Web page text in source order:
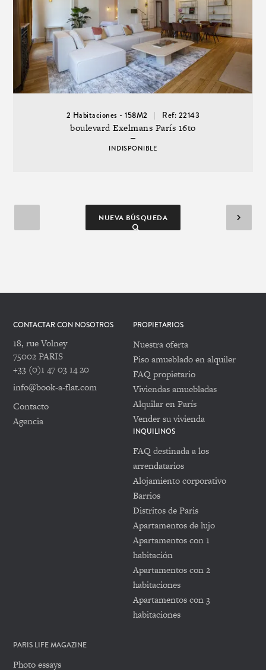
2 Habitaciones - 158M2 Ref: 22143
boulevard Exelmans París 16to
INDISPONIBLE
NUEVA BÚSQUEDA
CONTACTAR CON NOSOTROS
18, rue Volney
75002 PARIS
+33 (0)1 47 03 14 20
info@book-a-flat.com
Contacto
Agencia
PROPIETARIOS
Nuestra oferta
Piso amueblado en alquiler
FAQ propietario
Viviendas amuebladas
Alquilar en París
Vender su vivienda
INQUILINOS
FAQ destinada a los
arrendatarios
Alojamiento corporativo
Barrios
Distritos de Paris
Apartamentos de lujo
Apartamentos con 1
habitación
Apartamentos con 2
habitaciones
Apartamentos con 3
habitaciones
PARIS LIFE MAGAZINE
Photo essays